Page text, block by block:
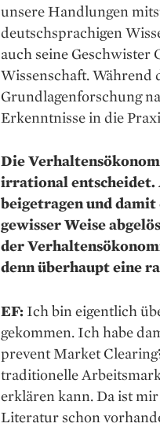
unsere Handlungen
deutschsprachigen
auch seine
Wissenschaft. Während
Grundlagenforschung
Erkenntnisse in die
Die
irrational entscheidet.
beigetragen und damit
gewisser Weise
der
denn überhaupt eine
EF: Ich bin eigentlich
gekommen. Ich habe
prevent Market
traditionelle
erklären kann. Da ist
Literatur schon